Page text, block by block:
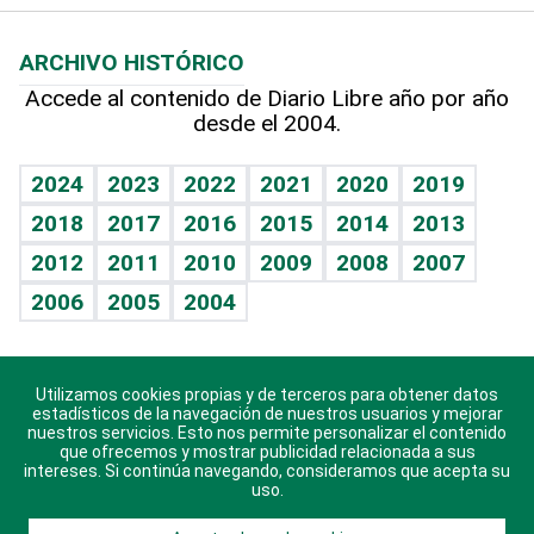
Hablando con el pediatra
Vida y familia
Eñe
Celebrando la vida
Sin complejos
En pocas palabras
Escuchando al corazón
Economía Personal
Línea de hit
TBT Deportivo
Más firmas
Hecho en casa
Guía del dinero
Cumpleaños
Horóscopos
Crucigramas
ARCHIVO HISTÓRICO
Accede al contenido de Diario Libre año por año
desde el 2004.
2024 2023 2022 2021 2020
2019
2018
2017 2016 2015 2014
2013
2012
2011 2010 2009 2008
2007
2006
2005 2004
Descarga nuestras aplicaciones para Android, iOS y
sistema Huawei.
Utilizamos cookies propias y de terceros para obtener datos
estadísticos de la navegación de nuestros usuarios y mejorar
nuestros servicios. Esto nos permite personalizar el contenido
que ofrecemos y mostrar publicidad relacionada a sus
intereses. Si continúa navegando, consideramos que acepta su
uso.